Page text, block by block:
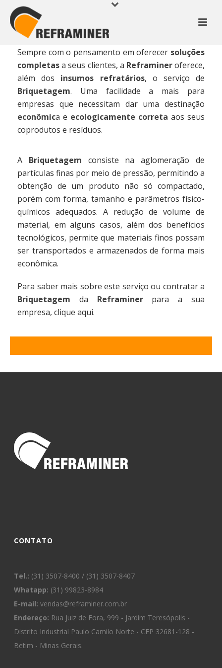
Sempre com o pensamento em oferecer soluções
completasa seus clientes, a Reframineroferece,
além dos insumos refratários, o serviço de
Briquetagem. Uma facilidade a mais para
empresas que necessitam dar uma destinação
econômica e ecologicamente correta aos seus
coprodutos e resíduos.
A Briquetagem consiste na aglomeração de
partículas finas por meio de pressão, permitindo a
obtenção de um produto não só compactado,
porém com forma, tamanho e parâmetros físico-
químicos adequados. A redução de volume de
material, em alguns casos, além dos benefícios
tecnológicos, permite que materiais finos possam
ser transportados e armazenados de forma mais
econômica.
Para saber mais sobre este serviço ou contratar a
Briquetagem da Reframinerpara a sua
empresa, clique aqui.
CONTATO
Tel.: (31) 3507-8400 / (31) 3507-8407
Whatapp: (31) 99823-8984
E-mail: vendas@reframiner.com.br
Endereço: Rua Juiz de Fora, 999 - Jardim Teresópolis -
Distrito Industrial Paulo Camilo Norte - CEP 32681-128 -
Betim - Minas Gerais.